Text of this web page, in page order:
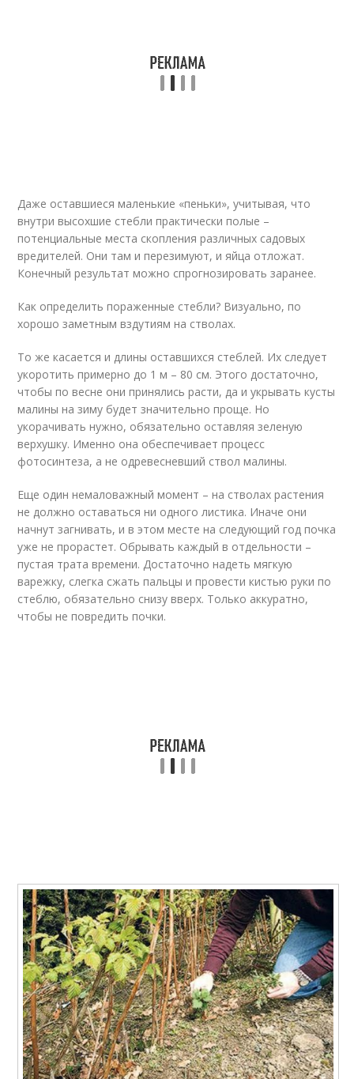
Даже оставшиеся маленькие «пеньки», учитывая, что
внутри высохшие стебли практически полые –
потенциальные места скопления различных садовых
вредителей. Они там и перезимуют, и яйца отложат.
Конечный результат можно спрогнозировать заранее.
Как определить пораженные стебли? Визуально, по
хорошо заметным вздутиям на стволах.
То же касается и длины оставшихся стеблей. Их следует
укоротить примерно до 1 м – 80 см. Этого достаточно,
чтобы по весне они принялись расти, да и укрывать кусты
малины на зиму будет значительно проще. Но
укорачивать нужно, обязательно оставляя зеленую
верхушку. Именно она обеспечивает процесс
фотосинтеза, а не одревесневший ствол малины.
Еще один немаловажный момент – на стволах растения
не должно оставаться ни одного листика. Иначе они
начнут загнивать, и в этом месте на следующий год почка
уже не прорастет. Обрывать каждый в отдельности –
пустая трата времени. Достаточно надеть мягкую
варежку, слегка сжать пальцы и провести кистью руки по
стеблю, обязательно снизу вверх. Только аккуратно,
чтобы не повредить почки.